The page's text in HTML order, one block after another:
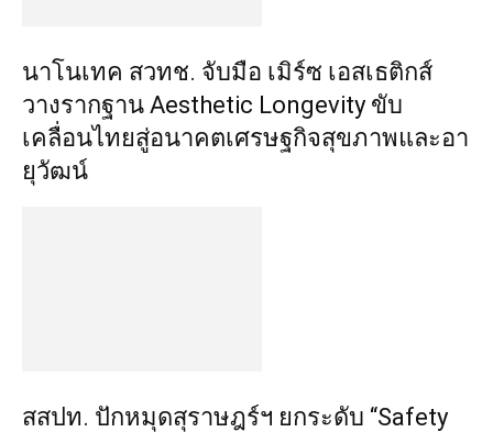
นาโนเทค สวทช. จับมือ เมิร์ซ เอสเธติกส์
วางรากฐาน Aesthetic Longevity ขับ
เคลื่อนไทยสู่อนาคตเศรษฐกิจสุขภาพและอา
ยุวัฒน์
สสปท. ปักหมุดสุราษฎร์ฯ ยกระดับ “Safety